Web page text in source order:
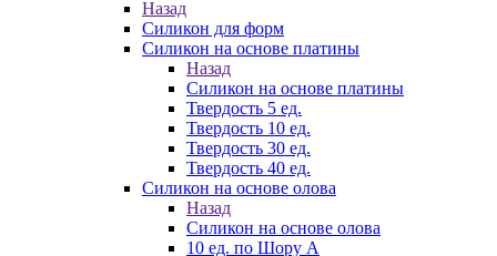
Назад
Силикон для форм
Силикон на основе платины
Назад
Силикон на основе платины
Твердость 5 ед.
Твердость 10 ед.
Твердость 30 ед.
Твердость 40 ед.
Силикон на основе олова
Назад
Силикон на основе олова
10 ед. по Шору А